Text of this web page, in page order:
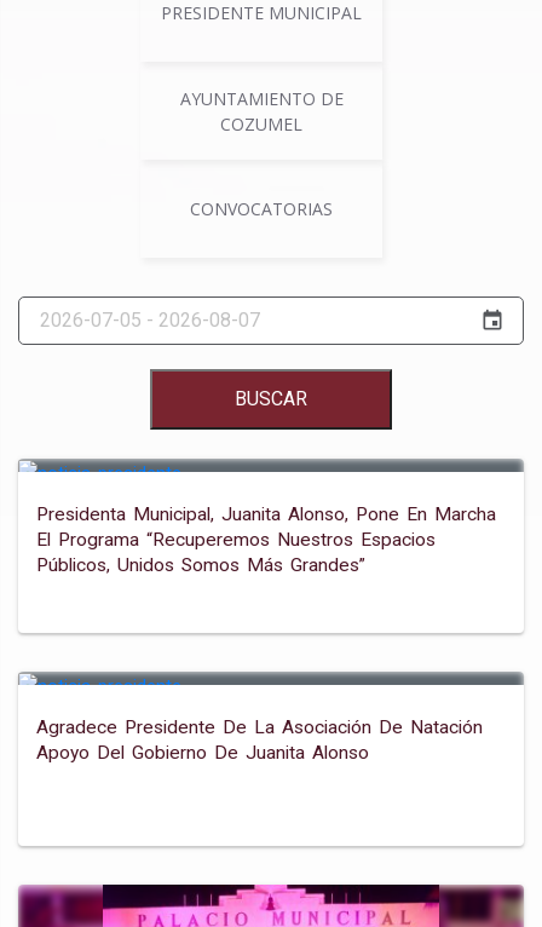
PRESIDENTE MUNICIPAL
AYUNTAMIENTO DE
COZUMEL
CONVOCATORIAS
event
BUSCAR
Presidenta Municipal, Juanita Alonso, Pone En Marcha
El Programa “recuperemos Nuestros Espacios
Públicos, Unidos Somos Más Grandes”
Agradece Presidente De La Asociación De Natación
Apoyo Del Gobierno De Juanita Alonso